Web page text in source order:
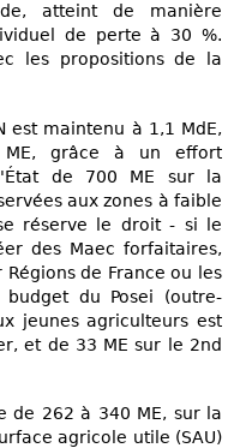
atteint de manière
de perte à 30 %.
les propositions de la
est maintenu à 1,1 MdE,
grâce à un effort
de 700 ME sur la
aux zones à faible
réserve le droit - si le
des Maec forfaitaires,
de France ou les
du Posei (outre-
jeunes agriculteurs est
et de 33 ME sur le 2nd
de 262 à 340 ME, sur la
agricole utile (SAU)